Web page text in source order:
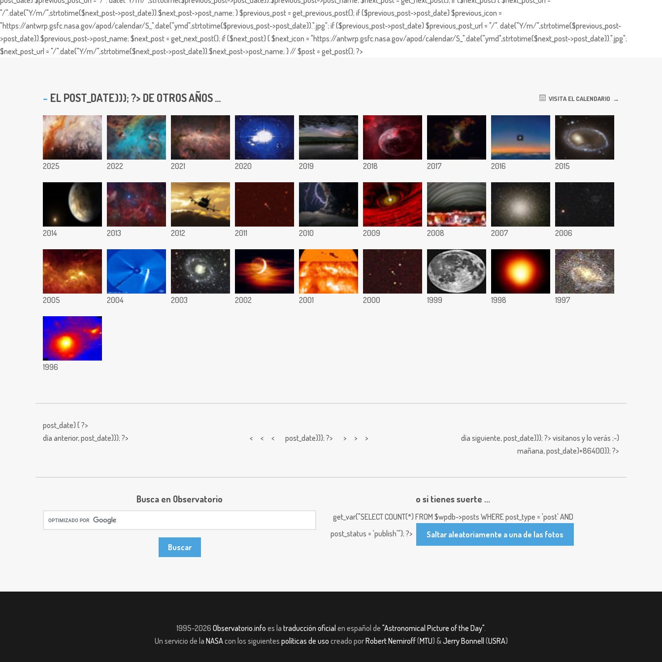
"/".date("Y/m/",strtotime($next_post->post_date)).$next_post->post_name; } $previous_post = get_previous_post(); if ($previous_post->post_date) $previous_icon =
"https://antwrp.gsfc.nasa.gov/apod/calendar/S_".date("ymd",strtotime($previous_post->post_date)).".jpg"; if ($previous_post->post_date) $previous_post_url = "/". date("Y/m/",strtotime($previous_post-
>post_date)).$previous_post->post_name; $next_post = get_next_post(); if ($next_post) { $next_icon = "https://antwrp.gsfc.nasa.gov/apod/calendar/S_".date("ymd",strtotime($next_post->post_date)).".jpg";
$next_post_url = "/".date("Y/m/",strtotime($next_post->post_date)).$next_post->post_name; } // $post = get_post(); ?>
EL POST_DATE))); ?> DE OTROS AÑOS ... VISITA EL CALENDARIO
2025 2022 2021 2020 2019 2018 2017 2016 2015
2014 2013 2012 2011 2010 2009 2008 2007 2006
2005 2004 2003 2002 2001 2000 1999 1998 1997
1996
post_date) { ?>
día anterior,post_date))); ?> < < < post_date))); ?> > > > día siguiente,post_date))); ?> visitanos y lo verás ;-)
mañana,post_date)+86400)); ?>
Busca en Observatorio o si tienes suerte ...
get_var("SELECT COUNT(*) FROM $wpdb->posts WHERE post_type = 'post' AND
post_status = 'publish'"); ?>
Saltar aleatoriamente a una de las fotos
1995-2026 Observatorio.info es la traducción oficial en español de "Astronomical Picture of the Day".
Un servicio de la NASAcon los siguientes políticas de uso creado porRobert Nemiroff(MTU) &Jerry Bonnell (USRA)